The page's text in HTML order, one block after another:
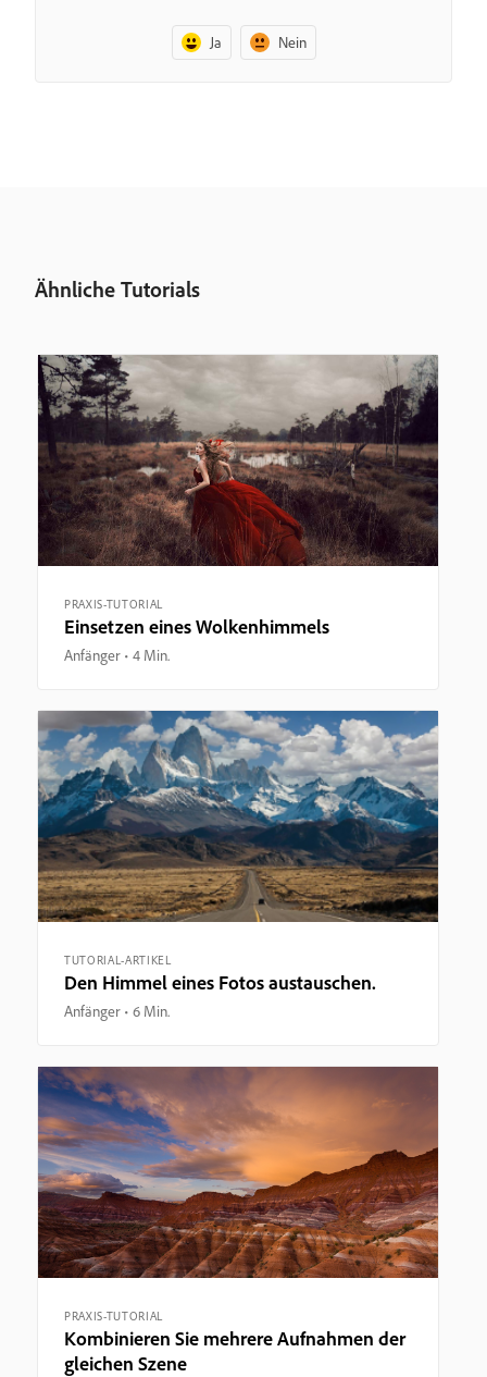
Ja Nein
Ähnliche Tutorials
PRAXIS-TUTORIAL
Einsetzen eines Wolkenhimmels
Anfänger 4 Min.
TUTORIAL-ARTIKEL
Den Himmel eines Fotos austauschen.
Anfänger 6 Min.
PRAXIS-TUTORIAL
Kombinieren Sie mehrere Aufnahmen der
gleichen Szene